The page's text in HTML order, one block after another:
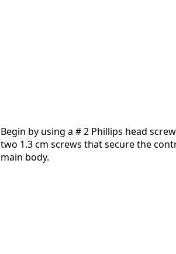
Begin by using a # 2 Phillips head
two 1.3 cm screws that secure the
main body.